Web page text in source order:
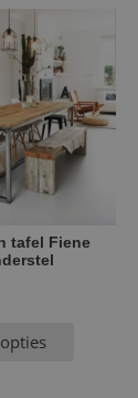
tafel Fiene